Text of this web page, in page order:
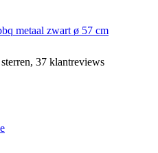
metaal zwart ø 57 cm
37 klantreviews